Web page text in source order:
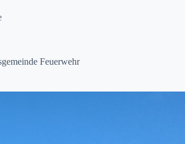
Feuerwehr